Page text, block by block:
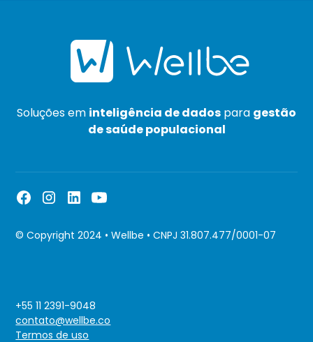
Soluções em inteligência de dados para gestão
de saúde populacional
© Copyright 2024 • Wellbe • CNPJ 31.807.477/0001-07
Termos de uso
+55 11 2391-9048
contato@wellbe.co